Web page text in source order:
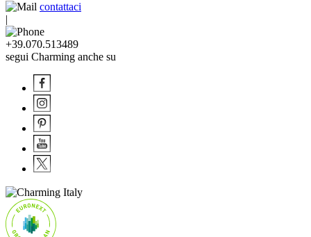
contattaci
|
+39.070.513489
segui Charming anche su